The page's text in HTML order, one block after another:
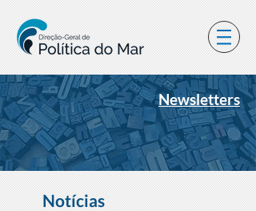
Newsletters
Notícias